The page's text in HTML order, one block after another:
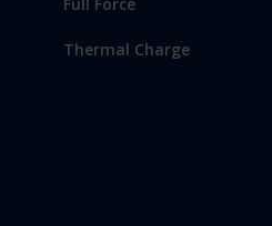
Thermal Charge